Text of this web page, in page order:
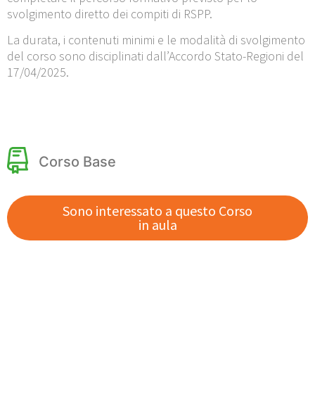
svolgimento diretto dei compiti di RSPP.
La durata, i contenuti minimi e le modalità di svolgimento
del corso sono disciplinati dall’Accordo Stato-Regioni del
17/04/2025.
Corso Base
Sono interessato a questo Corso
in aula